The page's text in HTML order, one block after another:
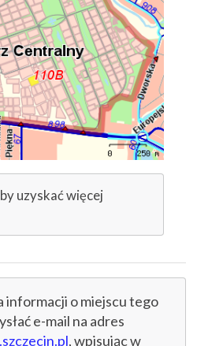
uzyskać więcej
informacji o miejscu tego
e-mail na adres
, wpisując w